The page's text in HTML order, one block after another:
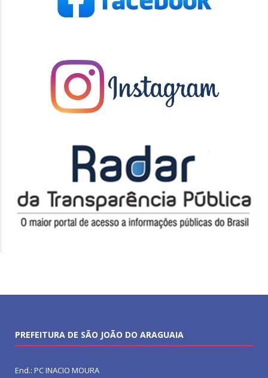
PREFEITURA DE SÃO JOÃO DO ARAGUAIA
End.: PC INACIO MOURA